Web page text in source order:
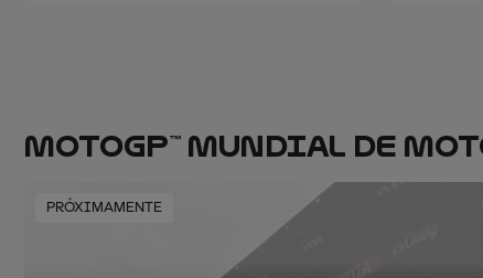
MOTOGP™ MUNDIAL DE
PRÓXIMAMENTE